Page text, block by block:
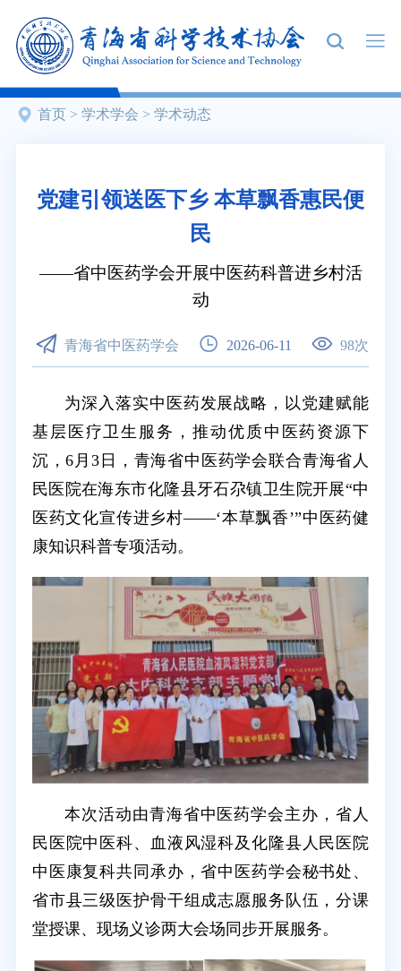
首页 > 学术学会 > 学术动态
党建引领送医下乡 本草飘香惠民便
民
省中医药学会开展中医药科普进乡村活
动
青海省中医药学会 2026-06-11 98次
为深入落实中医药发展战略，以党建赋能
基层医疗卫生服务，推动优质中医药资源下
沉，6月3日，青海省中医药学会联合青海省人
民医院在海东市化隆县牙石尕镇卫生院开展“中
医药文化宣传进乡村——‘本草飘香’”中医药健
康知识科普专项活动。
本次活动由青海省中医药学会主办，省人
民医院中医科、血液风湿科及化隆县人民医院
中医康复科共同承办，省中医药学会秘书处、
省市县三级医护骨干组成志愿服务队伍，分课
堂授课、现场义诊两大会场同步开展服务。